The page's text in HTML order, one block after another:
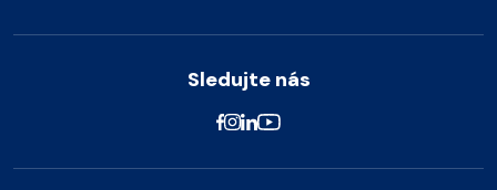
Sledujte nás